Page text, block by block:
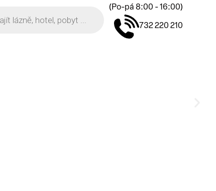
(Po-pá 8:00 - 16:00)
732 220 210